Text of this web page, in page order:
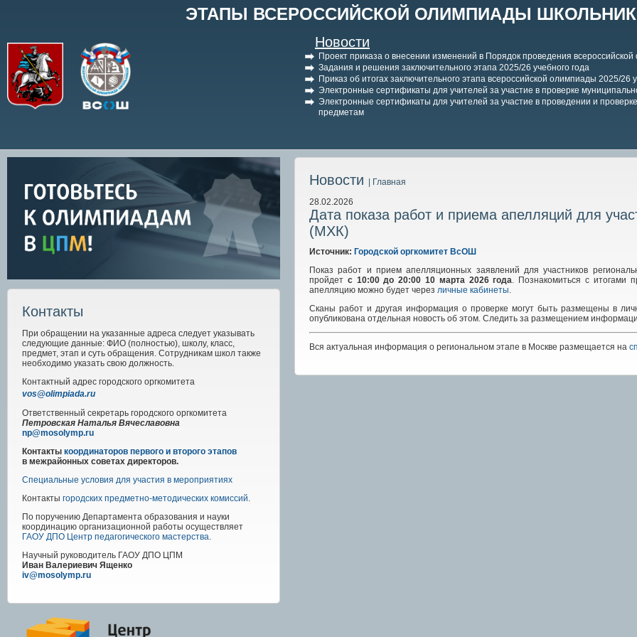
ЭТАПЫ ВСЕРОССИЙСКОЙ ОЛИМПИАДЫ
Новости
Проект приказа о внесении изменений в Порядок проведения
Задания и решения заключительного этапа 2025/26 учебного года
Приказ об итогах заключительного этапа всероссийской олимпиады 2025/26
Электронные сертификаты для учителей за участие в проверке
Электронные сертификаты для учителей за участие в проведении и
предметам
Контакты
При обращении на указанные адреса следует указывать
следующие данные: ФИО (полностью), школу, класс,
предмет, этап и суть обращения. Сотрудникам школ также
необходимо указать свою должность.
Контактный адрес городского оргкомитета
vos@olimpiada.ru
Ответственный секретарь городского оргкомитета
Петровская Наталья Вячеславовна
np@mosolymp.ru
Контакты координаторов первого и второго этапов
в межрайонных советах директоров.
Специальные условия для участия в мероприятиях
Контакты городских предметно-методических комиссий.
По поручению Департамента образования и науки
координацию организационной работы осуществляет
ГАОУ ДПО Центр педагогического мастерства.
Научный руководитель ГАОУ ДПО ЦПМ
Иван Валериевич Ященко
iv@mosolymp.ru
Новости
| Главная
28.02.2026
Дата показа работ и приема апелляций для
(МХК)
Источник: Городской оргкомитет ВсОШ
Показ работ и прием апелляционных заявлений для участников
пройдет с 10:00 до 20:00 10 марта 2026 года. Познакомиться с итогами
апелляцию можно будет через личные кабинеты.
Сканы работ и другая информация о проверке могут быть размещены в
опубликована отдельная новость об этом. Следить за размещением
Вся актуальная информация о региональном этапе в Москве размещается на